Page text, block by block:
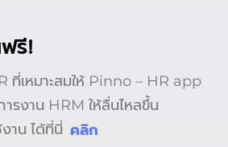
ฟรี!
ที่เหมาะสมให้ Pinno – HR app
รงาน HRM ให้ลื่นไหลขึ้น
าน ได้ที่นี่ คลิก